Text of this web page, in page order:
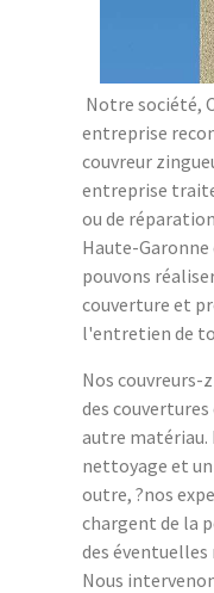
Notre société,
entreprise
couvreur
entreprise
ou de
Haute-Garonne
pouvons
couverture et
l'entretien de
Nos
des
autre matériau.
nettoyage et
outre, ?nos
chargent de la
des
Nous